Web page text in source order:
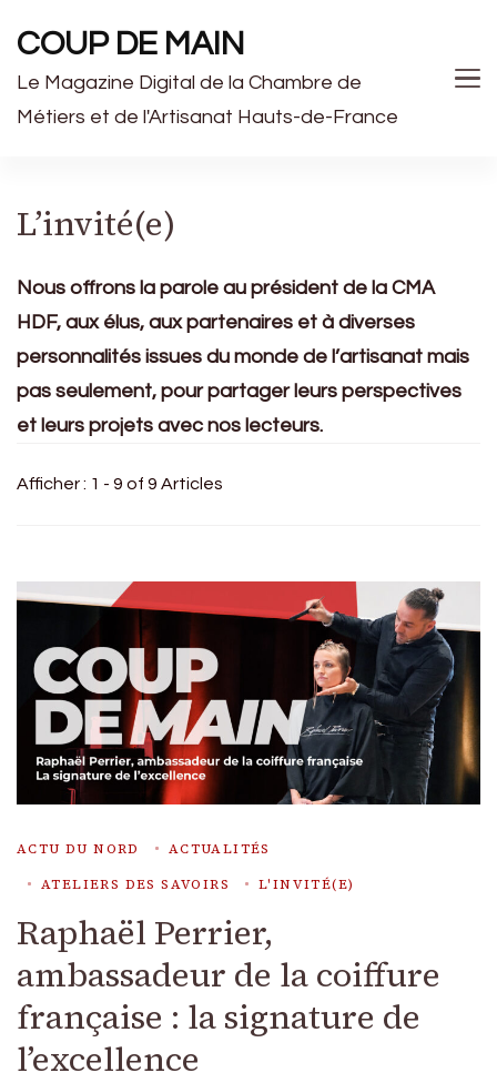
COUP DE MAIN
Le Magazine Digital de la Chambre de
Métiers et de l'Artisanat Hauts-de-France
L’invité(e)
Nous offrons la parole au président de la CMA
HDF, aux élus, aux partenaires et à diverses
personnalités issues du monde de l’artisanat mais
pas seulement, pour partager leurs perspectives
et leurs projets avec nos lecteurs.
Afficher : 1 - 9 of 9 Articles
ACTU DU NORD
ACTUALITÉS
ATELIERS DES SAVOIRS
L'INVITÉ(E)
Raphaël Perrier,
ambassadeur de la coiffure
française : la signature de
l’excellence